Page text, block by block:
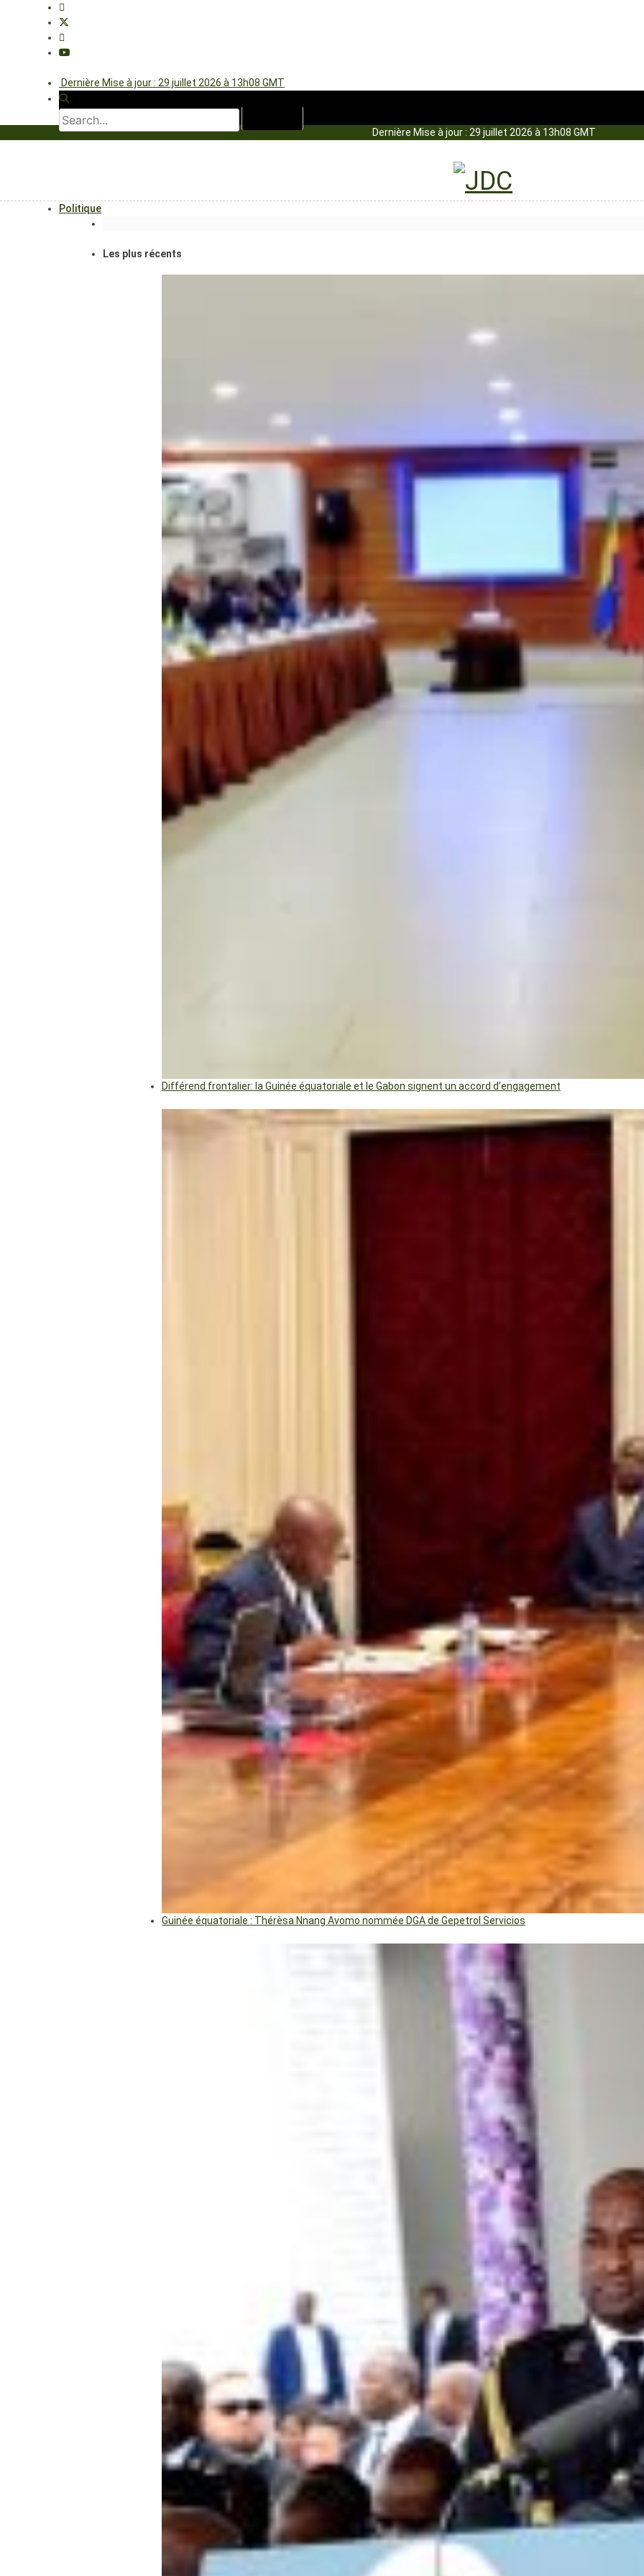
Dernière Mise à jour : 29 juillet 2026 à 13h08 GMT
Dernière Mise à jour : 29 juillet 2026 à 13h08 GMT
Politique
Les plus récents
Différend frontalier: la Guinée équatoriale et le Gabon signent un accord d’engagement
Guinée équatoriale : Thérèsa Nnang Avomo nommée DGA de Gepetrol Servicios